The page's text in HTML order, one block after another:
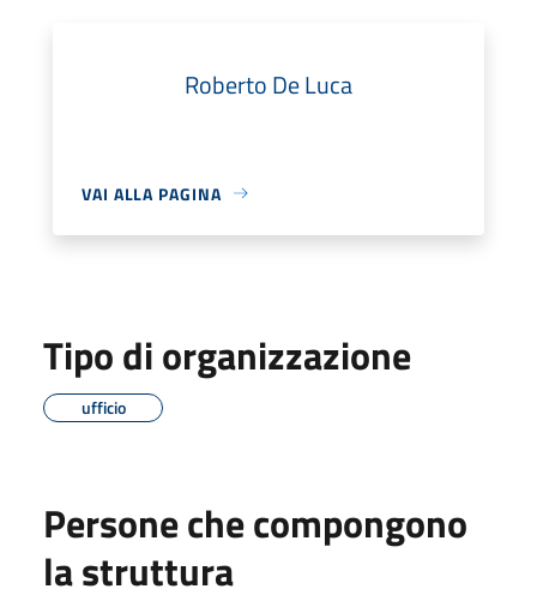
Roberto De Luca
VAI ALLA PAGINA
Tipo di organizzazione
ufficio
Persone che compongono
la struttura